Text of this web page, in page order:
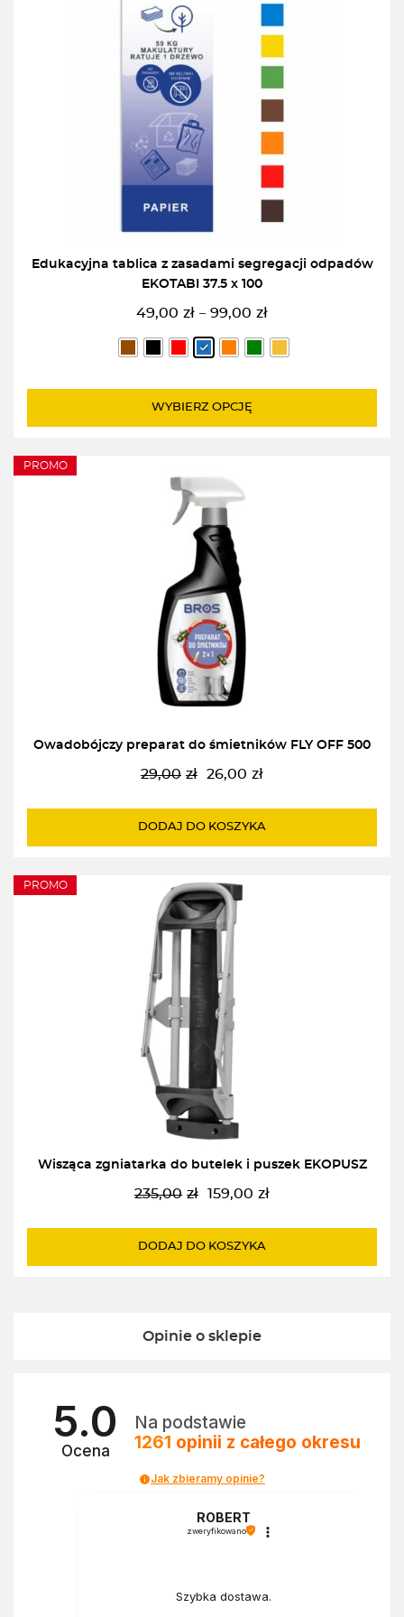
Edukacyjna tablica z zasadami segregacji odpadów
EKOTABI 37.5 x 100
49,00 zł – 99,00 zł
Zakres
cen:
od
do
WYBIERZ OPCJĘ
PROMO
Owadobójczy preparat do śmietników FLY OFF 500
29,00 zł
Pierwotna
wynosiła:
26,00 zł
Aktualna
wynosi:
DODAJ DO KOSZYKA
PROMO
Wisząca zgniatarka do butelek i puszek EKOPUSZ
235,00 zł
Pierwotna
wynosiła:
159,00 zł
Aktualna
wynosi:
DODAJ DO KOSZYKA
Opinie o sklepie
5.0
Ocena
Na podstawie
1261 opinii z całego okresu
Jak zbieramy opinie?
ROBERT
zweryfikowano
Szybka dostawa.